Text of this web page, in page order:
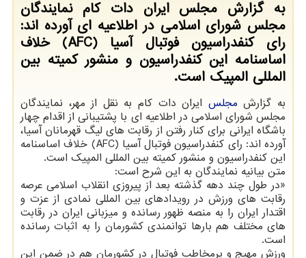
به گزارش مجلس ایران دات كام نمایندگان
مجلس شورای اسلامی در اطلاعیه ای آورده اند:
رای كنفدراسیون فوتبال آسیا (AFC) خلاف
اساسنامه این كنفدراسیون و منشور كمیته بین
المللی المپیك است.
به گزارش مجلس ایران دات كام به نقل از مهر، نمایندگان
مجلس شورای اسلامی در اطلاعیه ای با پشتیبانی از اقدام چهار
باشگاه ایرانی برای كنار رفتن از رقابت های لیگ قهرمانان آسیا،
آورده اند: رای كنفدراسیون فوتبال آسیا (AFC) خلاف اساسنامه
این كنفدراسیون و منشور كمیته بین المللی المپیك است.
متن بیانیه نمایندگان به این شرح است:
«در طول چند دهه گذشته بعد از پیروزی انقلاب اسلامی عرصه
رقابت های ورزش در رویدادهای بین المللی نمادی از عزت و
اقتدار ایران را به منصه ظهور رسانده و میزبانی ایران در رقابت
های مختلف هم بارها توانمندی كشورمان را به اثبات رسانده
است.
ورزش مهیج و پرمخاطب فوتبال در كشورمان هم در ضمن این